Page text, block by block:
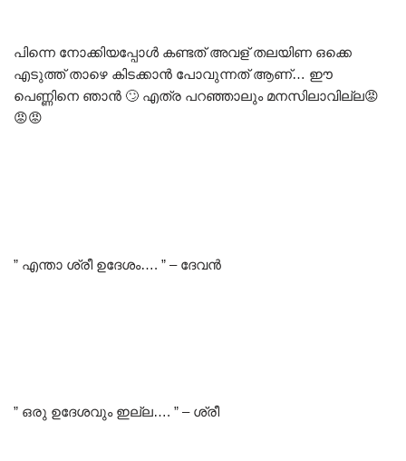
പിന്നെ നോക്കിയപ്പോൾ കണ്ടത് അവള് തലയിണ ഒക്കെ
എടുത്ത് താഴെ കിടക്കാൻ പോവുന്നത് ആണ്… ഈ
പെണ്ണിനെ ഞാൻ 🙄 എത്ര പറഞ്ഞാലും മനസിലാവില്ല😡
😡😡
” എന്താ ശ്രീ ഉദേശം…. ” – ദേവൻ
” ഒരു ഉദേശവും ഇല്ല…. ” – ശ്രീ